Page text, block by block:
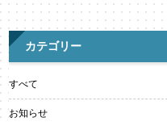
カテゴリー
すべて
お知らせ